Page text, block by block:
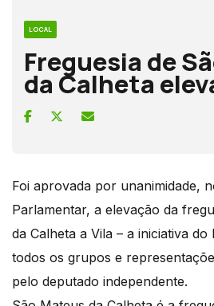
LOCAL
Freguesia de
da Calheta
Foi aprovada por unanimidade,
Parlamentar, a elevação da
da Calheta a Vila – a iniciativa
todos os grupos e
pelo deputado independente.